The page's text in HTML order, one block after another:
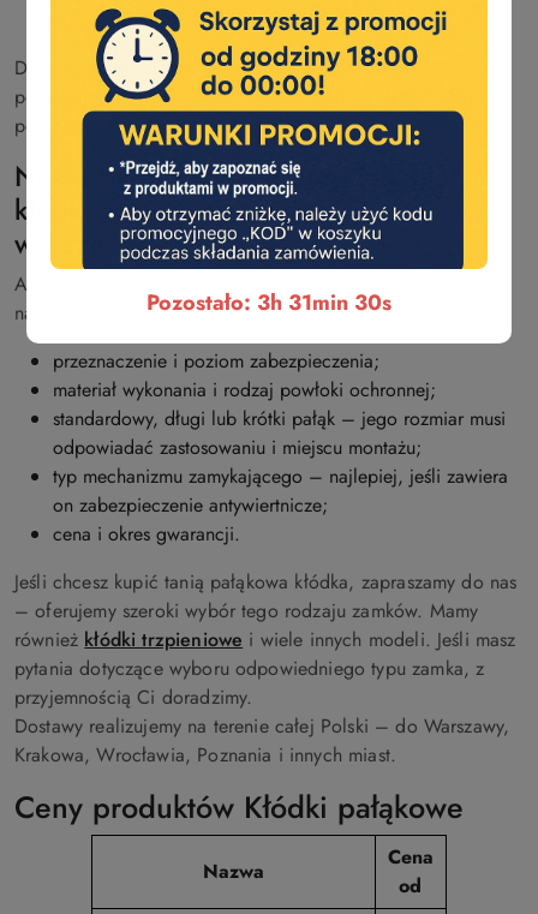
Pozostało: 3h 31min 29s
skrzynkach, blokując do nich swobodny dostęp.
Dlatego właśnie kłódki pałąkowe cieszą się dużą
popularnością dzięki swojej uniwersalności i wysokiemu
poziomowi ochrony przed włamaniem.
Na co zwrócić uwagę przy zakupie
kłódki pałąkowej – praktyczne
wskazówki
Aby właściwie dobrać tego typu kłódkę, należy uwzględnić
następujące aspekty:
przeznaczenie i poziom zabezpieczenia;
materiał wykonania i rodzaj powłoki ochronnej;
standardowy, długi lub krótki pałąk – jego rozmiar musi
odpowiadać zastosowaniu i miejscu montażu;
typ mechanizmu zamykającego – najlepiej, jeśli zawiera
on zabezpieczenie antywiertnicze;
cena i okres gwarancji.
Jeśli chcesz kupić tanią pałąkowa kłódka, zapraszamy do nas
– oferujemy szeroki wybór tego rodzaju zamków. Mamy
również kłódki trzpieniowe i wiele innych modeli. Jeśli masz
pytania dotyczące wyboru odpowiedniego typu zamka, z
przyjemnością Ci doradzimy.
Dostawy realizujemy na terenie całej Polski – do Warszawy,
Krakowa, Wrocławia, Poznania i innych miast.
Ceny produktów Kłódki pałąkowe
Nazwa
Cena
od